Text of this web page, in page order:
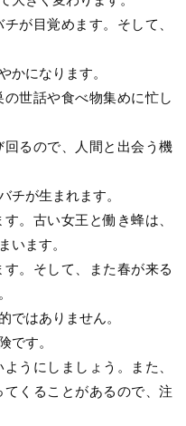
が目覚めます。そして、
かになります。
世話や食べ物集めに忙し
るので、人間と出会う機
チが生まれます。
。古い女王と働き蜂は、
います。
。そして、また春が来る
ではありません。
です。
うにしましょう。また、
くることがあるので、注